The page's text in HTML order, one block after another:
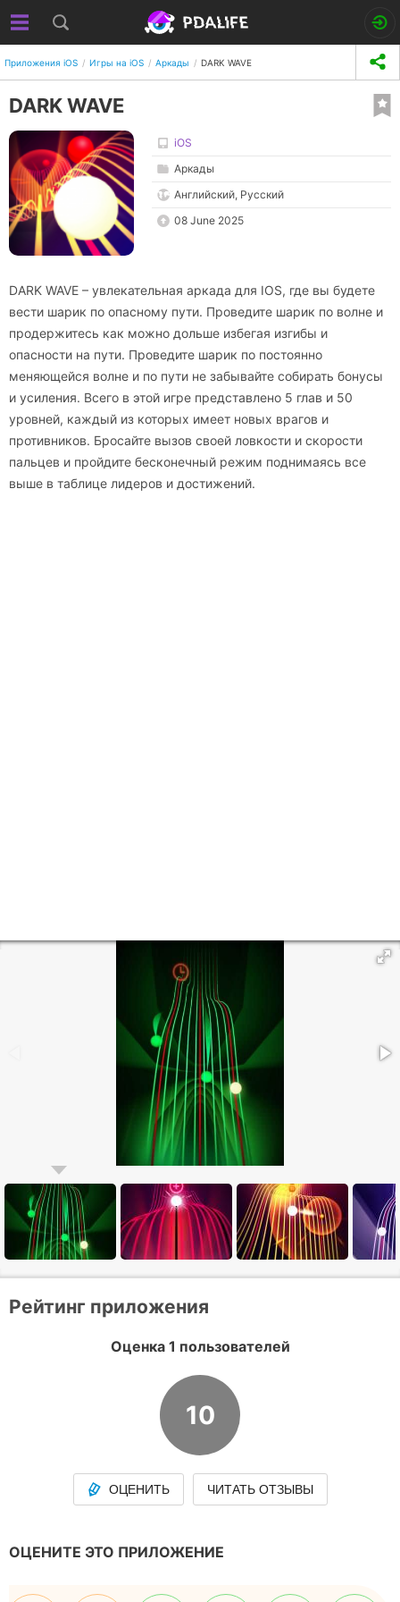
Приложения iOS Игры на iOS Аркады DARK WAVE
DARK WAVE
iOS
Аркады
Английский, Русский
08 June 2025
DARK WAVE – увлекательная аркада для IOS, где вы будете
вести шарик по опасному пути. Проведите шарик по волне и
продержитесь как можно дольше избегая изгибы и
опасности на пути. Проведите шарик по постоянно
меняющейся волне и по пути не забывайте собирать бонусы
и усиления. Всего в этой игре представлено 5 глав и 50
уровней, каждый из которых имеет новых врагов и
противников. Бросайте вызов своей ловкости и скорости
пальцев и пройдите бесконечный режим поднимаясь все
выше в таблице лидеров и достижений.
Рейтинг приложения
Оценка 1 пользователей
10
ОЦЕНИТЬ ЧИТАТЬ ОТЗЫВЫ
ОЦЕНИТЕ ЭТО ПРИЛОЖЕНИЕ